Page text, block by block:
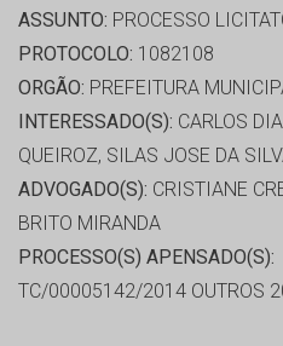
ASSUNTO: PROCESSO
PROTOCOLO: 1082108
ORGÃO: PREFEITURA
INTERESSADO(S): CARLOS
QUEIROZ, SILAS JOSE DA
ADVOGADO(S): CRISTIANE
BRITO MIRANDA
PROCESSO(S) APENSADO(S):
TC/00005142/2014 OUTROS